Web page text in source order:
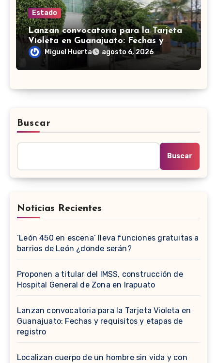
Estado
Lanzan convocatoria para la Tarjeta
Violeta en Guanajuato: Fechas y
requisitos y etapas de registro
Miguel Huerta agosto 6, 2026
Buscar
Buscar
Noticias Recientes
‘León 450 en escena’ lleva funciones gratuitas a
barrios de León ¿donde serán?
Proponen a titular del IMSS, construcción de
Hospital General de Zona en Irapuato
Lanzan convocatoria para la Tarjeta Violeta en
Guanajuato: Fechas y requisitos y etapas de
registro
Localizan cuerpo de un hombre sin vida y con